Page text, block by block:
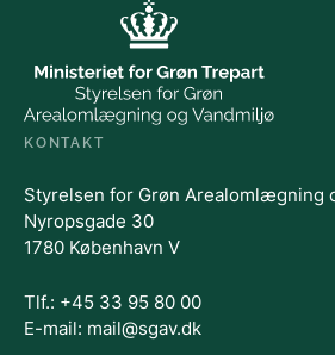
KONTAKT
Styrelsen for Grøn Arealomlægning
Nyropsgade 30
1780 København V
Tlf.: +45 33 95 80 00
E-mail: mail@sgav.dk